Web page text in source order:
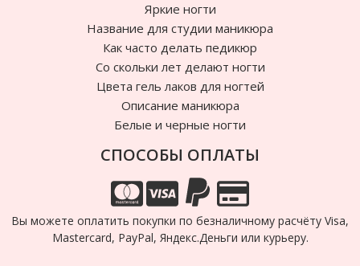
Яркие ногти
Название для студии маникюра
Как часто делать педикюр
Cо скольки лет делают ногти
Цвета гель лаков для ногтей
Описание маникюра
Белые и черные ногти
СПОСОБЫ ОПЛАТЫ
Вы можете оплатить покупки по безналичному расчёту Visa,
Mastercard, PayPal, Яндекс.Деньги или курьеру.